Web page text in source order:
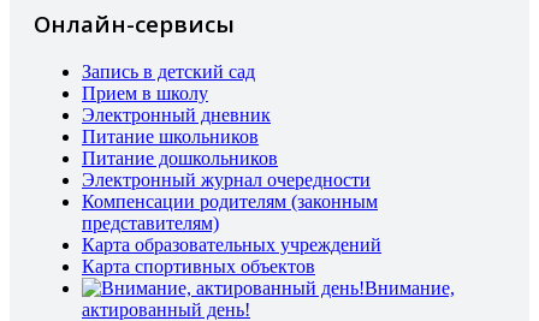
Онлайн-сервисы
Запись в детский сад
Прием в школу
Электронный дневник
Питание школьников
Питание дошкольников
Электронный журнал очередности
Компенсации родителям (законным
представителям)
Карта образовательных учреждений
Карта спортивных объектов
Внимание,
актированный день!